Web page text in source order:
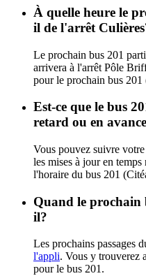
À quelle heure le
il de l'arrêt
Le prochain bus 201
arrivera à l'arrêt Pôle
pour le prochain bus 201
Est-ce que le bus
retard ou en
Vous pouvez suivre
les mises à jour en
l'horaire du bus 201
Quand le prochain
il?
Les prochains passages
l'appli. Vous y trouverez
pour le bus 201.